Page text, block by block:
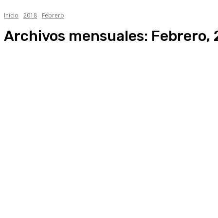
Inicio 2018 Febrero
Archivos mensuales: Febrero,